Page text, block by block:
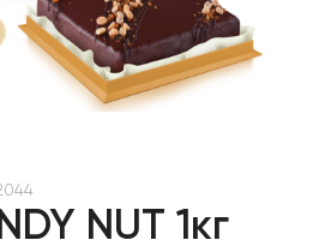
NUT 1кг